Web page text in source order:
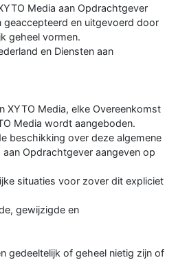
Media aan Opdrachtgever
en uitgevoerd door
geheel vormen.
en Diensten aan
XYTO Media, elke Overeenkomst
Media wordt aangeboden.
beschikking over deze algemene
Opdrachtgever aangeven op
situaties voor zover dit expliciet
gewijzigde en
gedeeltelijk of geheel nietig zijn of